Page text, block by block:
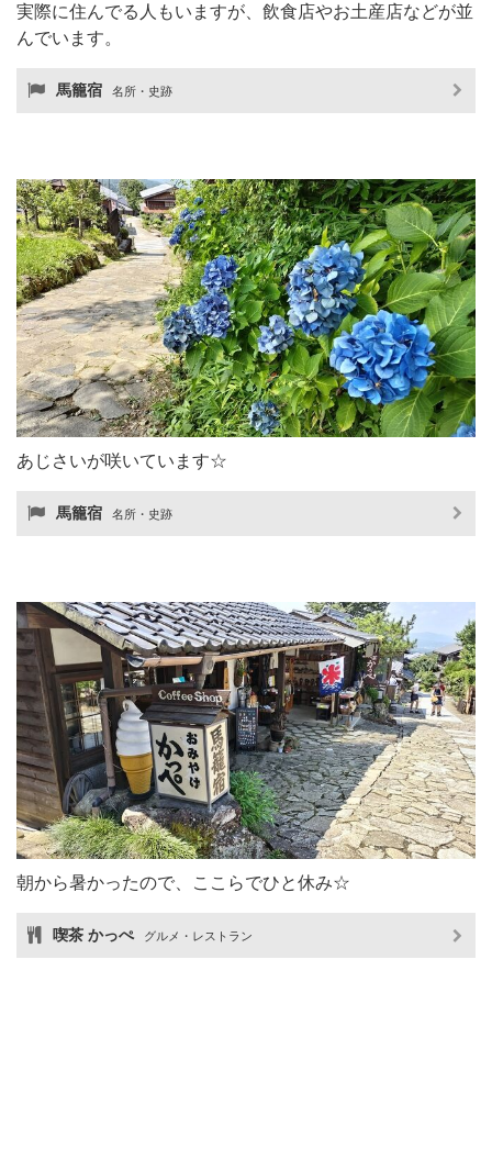
実際に住んでる人もいますが、飲食店やお土産店などが並
んでいます。
馬籠宿 名所・史跡
あじさいが咲いています☆
馬籠宿 名所・史跡
朝から暑かったので、ここらでひと休み☆
喫茶 かっぺ グルメ・レストラン